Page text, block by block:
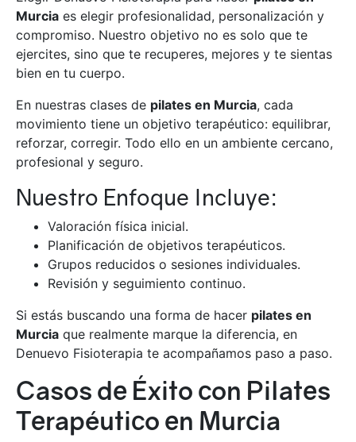
Murcia es elegir profesionalidad, personalización y
compromiso. Nuestro objetivo no es solo que te
ejercites, sino que te recuperes, mejores y te sientas
bien en tu cuerpo.
En nuestras clases de pilates en Murcia, cada
movimiento tiene un objetivo terapéutico: equilibrar,
reforzar, corregir. Todo ello en un ambiente cercano,
profesional y seguro.
Nuestro Enfoque Incluye:
Valoración física inicial.
Planificación de objetivos terapéuticos.
Grupos reducidos o sesiones individuales.
Revisión y seguimiento continuo.
Si estás buscando una forma de hacer pilates en
Murcia que realmente marque la diferencia, en
Denuevo Fisioterapia te acompañamos paso a paso.
Casos de Éxito con Pilates
Terapéutico en Murcia